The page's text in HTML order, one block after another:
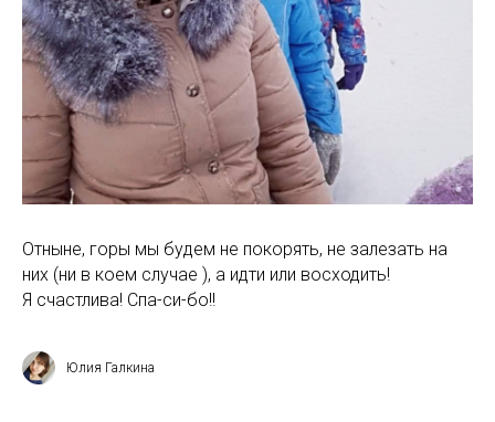
Отныне, горы мы будем не покорять, не залезать на
них (ни в коем случае ), а идти или восходить!
Я счастлива! Спа-си-бо!!
Юлия Галкина